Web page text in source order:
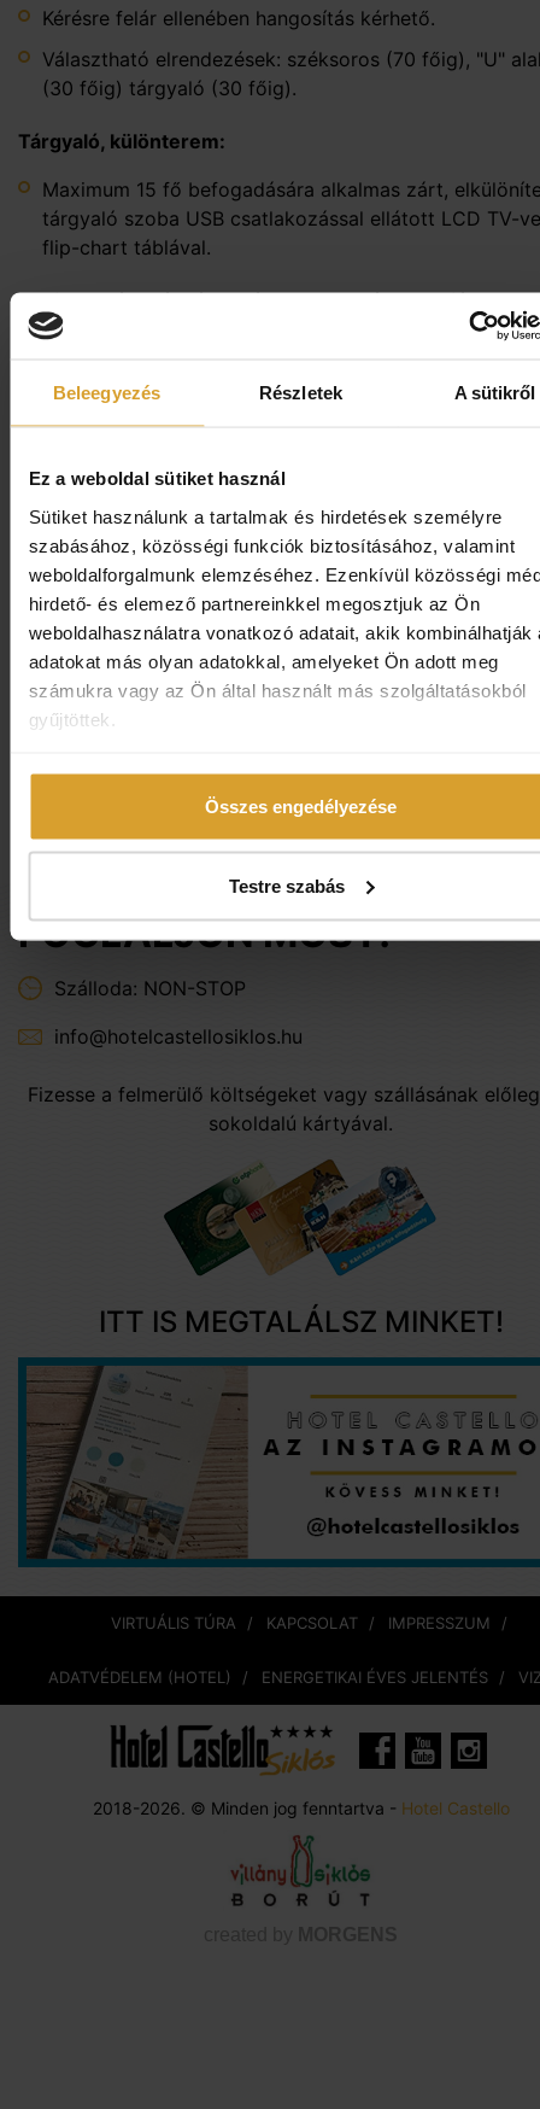
Beleegyezés Részletek A sütikről
Ez a weboldal sütiket használ
Sütiket használunk a tartalmak és hirdetések személyre
szabásához, közösségi funkciók biztosításához, valamint
weboldalforgalmunk elemzéséhez. Ezenkívül közösségi
hirdető- és elemező partnereinkkel megosztjuk az Ön
weboldalhasználatra vonatkozó adatait, akik kombinálhatják
adatokat más olyan adatokkal, amelyeket Ön adott meg
számukra vagy az Ön által használt más szolgáltatásokból
gyűjtöttek.
Összes engedélyezése
Testre szabás
Kérésre felár ellenében hangosítás kérhető.
Választható elrendezések: széksoros (70 főig), "U"
(30 főig) tárgyaló (30 főig).
Tárgyaló, különterem:
Maximum 15 fő befogadására alkalmas zárt,
tárgyaló szoba USB csatlakozással ellátott LCD TV-
flip-chart táblával.
Konferenciákra és tárgyalásokra egyaránt többféle
bekészítés, kávészünet és étkezés közül választhatnak.
marketing@hotelcastellosiklos.hu
+36 30 448 5011
Kiegészítő programlehetőségek:
wellness
borkóstoló (helyszínen vagy pincészetnél)
kirándulás
FOGLALJON MOST!
Szálloda: NON-STOP
info@hotelcastellosiklos.hu
Fizesse a felmerülő költségeket vagy szállásának
sokoldalú kártyával.
ITT IS MEGTALÁLSZ MINKET!
VIRTUÁLIS TÚRA KAPCSOLAT IMPRESSZUM
ADATVÉDELEM (HOTEL) ENERGETIKAI ÉVES JELENTÉS
2018-2026. © Minden jog fenntartva - Hotel Castello